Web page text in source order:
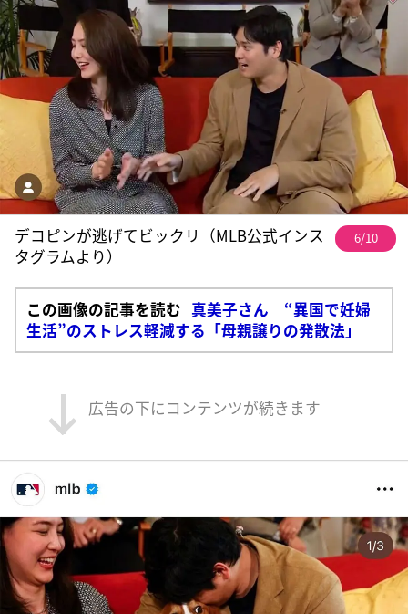
デコピンが逃げてビックリ（MLB公式インス
タグラムより）
6/10
この画像の記事を読む 真美子さん “異国で妊婦
生活”のストレス軽減する「母親譲りの発散法」
広告の下にコンテンツが続きます